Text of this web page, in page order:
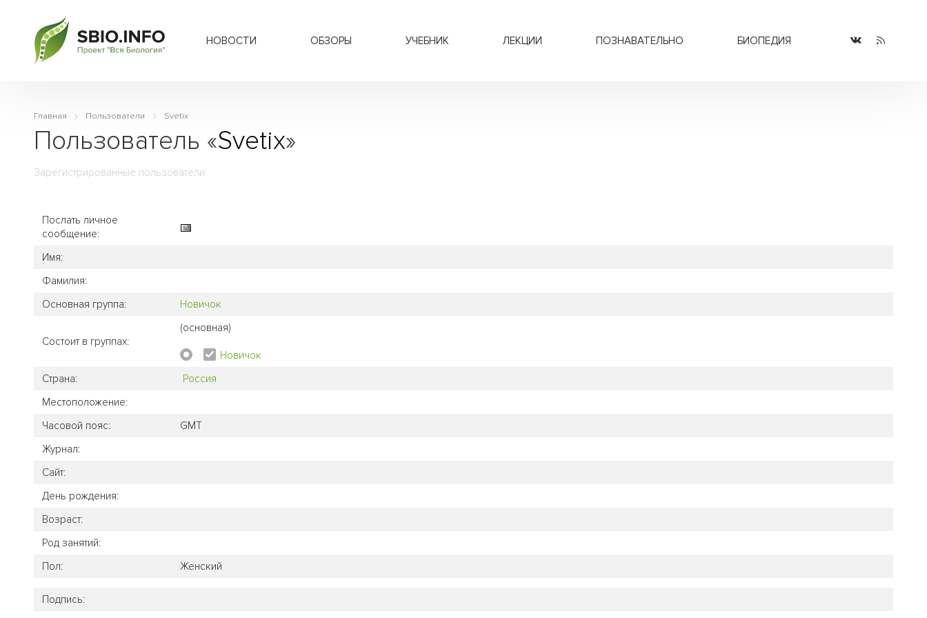
НОВОСТИ ОБЗОРЫ УЧЕБНИК ЛЕКЦИИ ПОЗНАВАТЕЛЬНО БИОПЕДИЯ
Главная Пользователи Svetix
Пользователь «Svetix»
Зарегистрированные пользователи
Послать личное
сообщение:
Имя:
Фамилия:
Основная группа:
Новичок
Состоит в группах:
(основная)
Новичок
Страна:
Россия
Местоположение:
Часовой пояс:
GMT
Журнал:
Сайт:
День рождения:
Возраст:
Род занятий:
Пол:
Женский
Подпись: